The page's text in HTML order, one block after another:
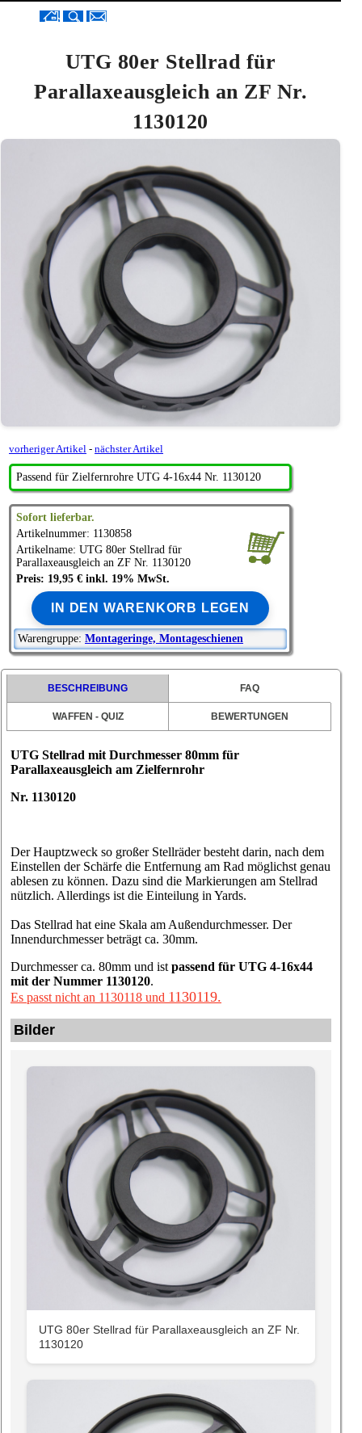
UTG 80er Stellrad für
Parallaxeausgleich an ZF Nr.
1130120
vorheriger Artikel - nächster Artikel
Passend für Zielfernrohre UTG 4-16x44 Nr. 1130120
Sofort lieferbar.
Artikelnummer: 1130858
Artikelname: UTG 80er Stellrad für
Parallaxeausgleich an ZF Nr. 1130120
Preis: 19,95 € inkl. 19% MwSt.
IN DEN WARENKORB LEGEN
Warengruppe: Montageringe, Montageschienen
BESCHREIBUNG FAQ
WAFFEN - QUIZ BEWERTUNGEN
UTG Stellrad mit Durchmesser 80mm für
Parallaxeausgleich am Zielfernrohr
Nr. 1130120
Der Hauptzweck so großer Stellräder besteht darin, nach dem
Einstellen der Schärfe die Entfernung am Rad möglichst genau
ablesen zu können. Dazu sind die Markierungen am Stellrad
nützlich. Allerdings ist die Einteilung in Yards.
Das Stellrad hat eine Skala am Außendurchmesser. Der
Innendurchmesser beträgt ca. 30mm.
Durchmesser ca. 80mm und ist passend für UTG 4-16x44
mit der Nummer 1130120.
Es passt nicht an 1130118 und 1130119.
Bilder
UTG 80er Stellrad für Parallaxeausgleich an ZF Nr.
1130120